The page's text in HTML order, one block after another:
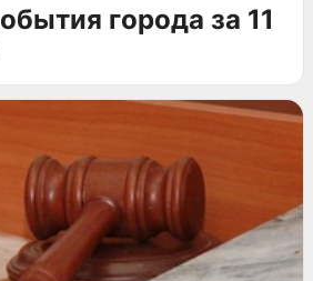
города за 11